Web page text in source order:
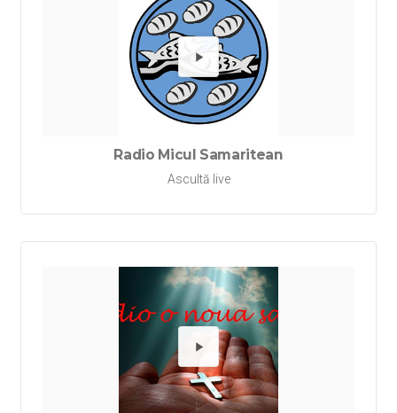
Redă
Radio Micul Samaritean
Ascultă live
Redă